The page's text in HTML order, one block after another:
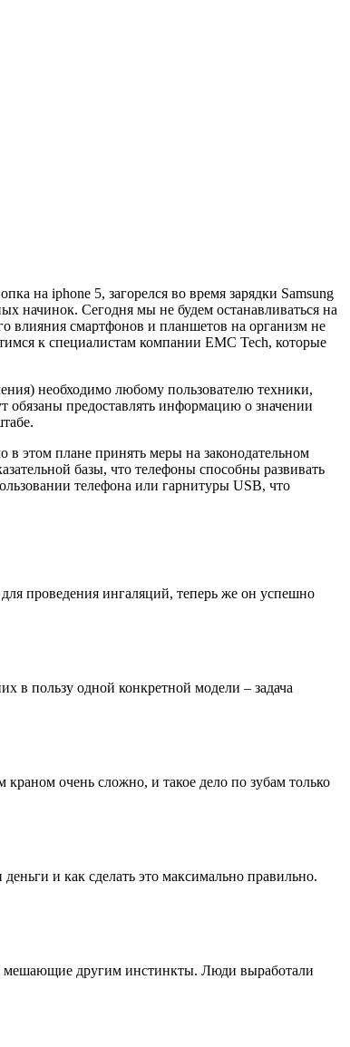
на iphone 5, загорелся во время зарядки Samsung
начинок. Сегодня мы не будем останавливаться на
влияния смартфонов и планшетов на организм не
к специалистам компании EMC Tech, которые
необходимо любому пользователю техники,
обязаны предоставлять информацию о значении
в этом плане принять меры на законодательном
базы, что телефоны способны развивать
телефона или гарнитуры USB, что
проведения ингаляций, теперь же он успешно
в пользу одной конкретной модели – задача
очень сложно, и такое дело по зубам только
и как сделать это максимально правильно.
мешающие другим инстинкты. Люди выработали